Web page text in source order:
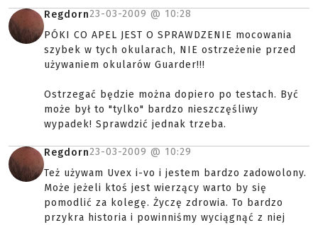
Regdorn23-03-2009 @ 10:28
PÓKI CO APEL JEST O SPRAWDZENIE mocowania
szybek w tych okularach, NIE ostrzeżenie przed
używaniem okularów Guarder!!!
Ostrzegać będzie można dopiero po testach. Być
może był to "tylko" bardzo nieszczęśliwy
wypadek! Sprawdzić jednak trzeba.
Regdorn23-03-2009 @ 10:29
Też używam Uvex i-vo i jestem bardzo zadowolony.
Może jeżeli ktoś jest wierzący warto by się
pomodlić za kolegę. Życzę zdrowia. To bardzo
przykra historia i powinniśmy wyciągnąć z niej